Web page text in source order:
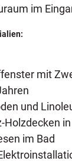
im
mit
und
Holzdecken
im Bad